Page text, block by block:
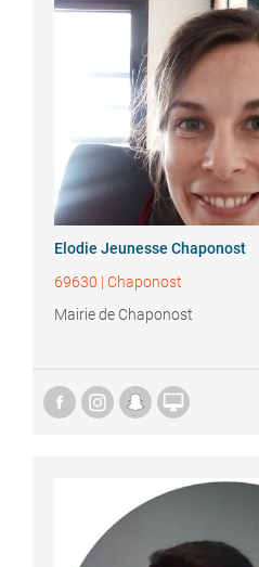
Elodie Jeunesse Chaponost
69630 | Chaponost
Mairie de Chaponost
